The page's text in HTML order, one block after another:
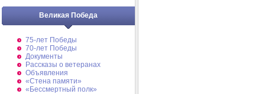
Великая Победа
75-лет Победы
70-лет Победы
Документы
Рассказы о ветеранах
Объявления
«Стена памяти»
«Бессмертный полк»